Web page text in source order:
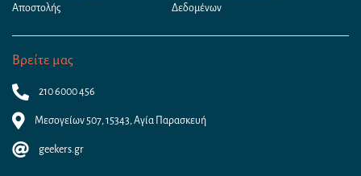
Αποστολής
Δεδομένων
Βρείτε μας
210 6000 456
Μεσογείων 507, 15343, Αγία Παρασκευή
geekers.gr